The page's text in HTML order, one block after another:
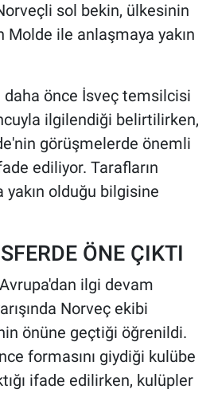
sol bekin, ülkesinin
ile anlaşmaya yakın
önce İsveç temsilcisi
ilgilendiği belirtilirken,
görüşmelerde önemli
ediliyor. Tarafların
olduğu bilgisine
ÖNE ÇIKTI
ilgi devam
Norveç ekibi
önüne geçtiği öğrenildi.
formasını giydiği kulübe
ifade edilirken, kulüpler